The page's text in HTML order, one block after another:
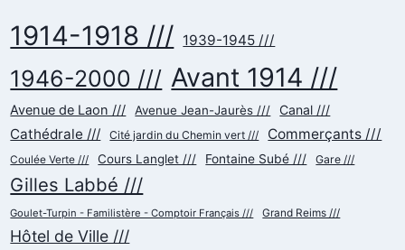
1914-1918 /// 1939-1945 ///
1946-2000 /// Avant 1914 ///
Avenue de Laon /// Avenue Jean-Jaurès /// Canal ///
Cathédrale /// Cité jardin du Chemin vert /// Commerçants ///
Coulée Verte /// Cours Langlet /// Fontaine Subé /// Gare ///
Gilles Labbé ///
Goulet-Turpin - Familistère - Comptoir Français /// Grand Reims ///
Hôtel de Ville ///